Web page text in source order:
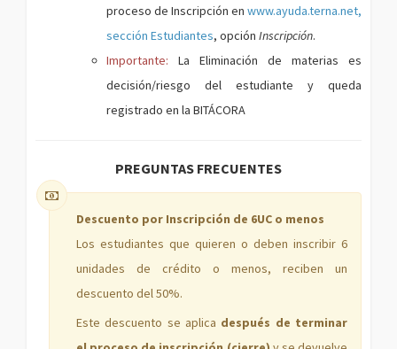
proceso de Inscripción en www.ayuda.terna.net,
sección Estudiantes, opción Inscripción.
Importante: La Eliminación de materias es
decisión/riesgo del estudiante y queda
registrado en la BITÁCORA
PREGUNTAS FRECUENTES
Descuento por Inscripción de 6UC o menos
Los estudiantes que quieren o deben inscribir 6
unidades de crédito o menos, reciben un
descuento del 50%.
Este descuento se aplica después de terminar